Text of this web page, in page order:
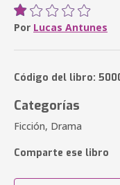
Por Lucas Antunes
Código del libro:
Categorías
Ficción, Drama
Comparte ese libro